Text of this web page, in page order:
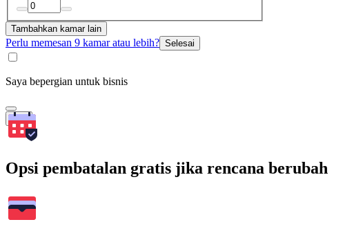
Tambahkan kamar lain
Perlu memesan 9 kamar atau lebih? Selesai
Saya bepergian untuk bisnis
Cari
Opsi pembatalan gratis jika rencana berubah